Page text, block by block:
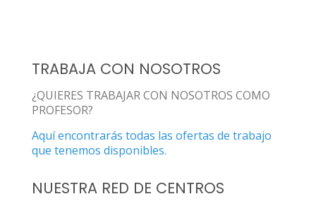
TRABAJA CON NOSOTROS
¿QUIERES TRABAJAR CON NOSOTROS COMO
PROFESOR?
Aquí encontrarás todas las ofertas de trabajo
que tenemos disponibles.
NUESTRA RED DE CENTROS